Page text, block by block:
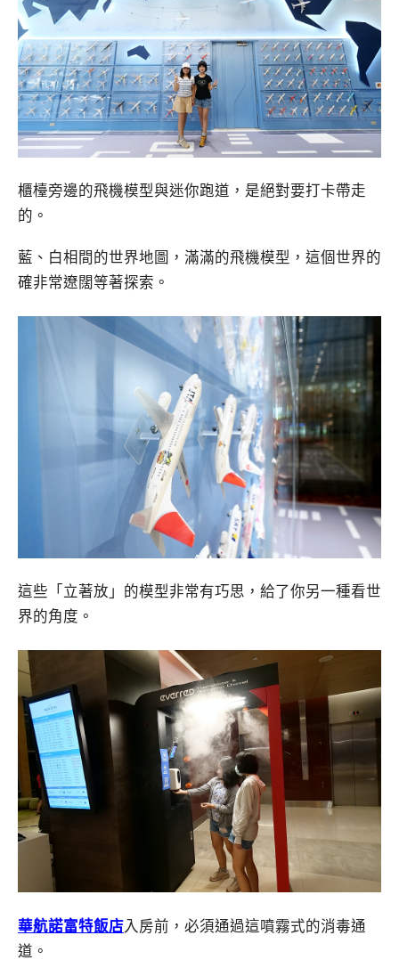
櫃檯旁邊的飛機模型與迷你跑道，是絕對要打卡帶走
的。
藍、白相間的世界地圖，滿滿的飛機模型，這個世界的
確非常遼闊等著探索。
這些「立著放」的模型非常有巧思，給了你另一種看世
界的角度。
華航諾富特飯店入房前，必須通過這噴霧式的消毒通
道。